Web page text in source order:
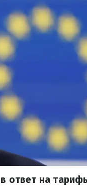
ответ на